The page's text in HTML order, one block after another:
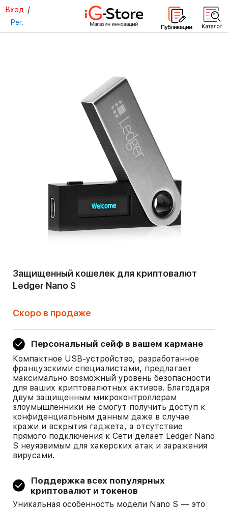
Вход /
Рег.
Защищенный кошелек для криптовалют
Ledger Nano S
Скоро в продаже
Персональный сейф в вашем кармане
Компактное USB-устройство, разработанное
французскими специалистами, предлагает
максимально возможный уровень безопасности
для ваших криптовалютных активов. Благодаря
двум защищенным микроконтроллерам
злоумышленники не смогут получить доступ к
конфиденциальным данным даже в случае
кражи и вскрытия гаджета, а отсутствие
прямого подключения к Сети делает Ledger Nano
S неуязвимым для хакерских атак и заражения
вирусами.
Поддержка всех популярных
криптовалют и токенов
Уникальная особенность модели Nano S — это